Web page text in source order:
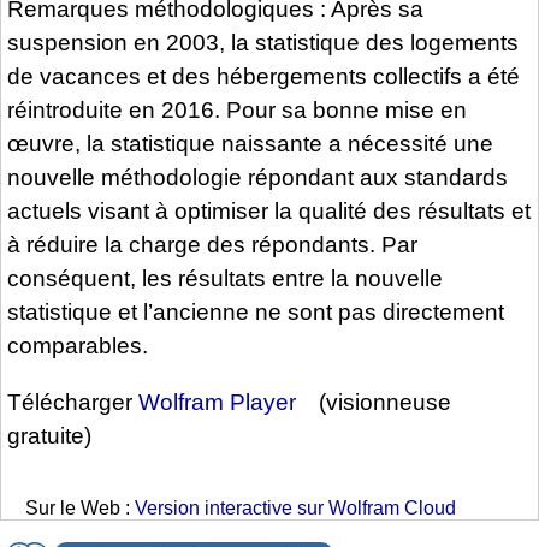
Remarques méthodologiques : Après sa
suspension en 2003, la statistique des logements
de vacances et des hébergements collectifs a été
réintroduite en 2016. Pour sa bonne mise en
œuvre, la statistique naissante a nécessité une
nouvelle méthodologie répondant aux standards
actuels visant à optimiser la qualité des résultats et
à réduire la charge des répondants. Par
conséquent, les résultats entre la nouvelle
statistique et l’ancienne ne sont pas directement
comparables.
Télécharger Wolfram Player
(visionneuse
gratuite)
Sur le Web : Version interactive sur Wolfram Cloud